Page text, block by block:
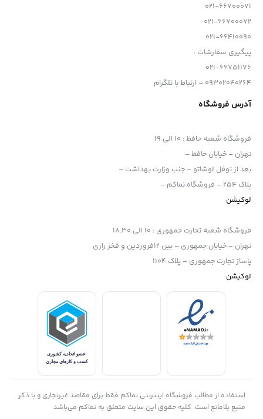
021-66700071
021-66700072
021-66410090
پیگیری سفارشات :
021-66751176
09302040264 – ارتباط با تلگرام
آدرس فروشگاه
فروشگاه شعبه حافظ: 10 الی 19
تهران – خیابان حافظ –
بعد از نوفل لوشاتو – جنب وزارت بهداشت –
پلاک 254 – فروشگاه نماکم –
لوکیشن
فروشگاه شعبه تجارت جمهوری : 10 الی 18.30
تهران – خیابان جمهوری – بین 12فروردین و فخر رازی
پاساژ تجارت جمهوری – پلاک 1104
لوکیشن
استفاده از مطالب فروشگاه اینترنتی نماکم فقط برای مقاصد غیرتجاری و با ذکر
منبع بلامانع است. کلیه حقوق این سایت متعلق به نماکم می‌باشد